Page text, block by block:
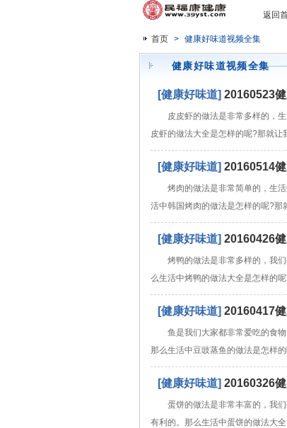
返回
首页 > 健康好味道视频全集
健康好味道视频全集
[健康好味道] 20160523
皮皮虾的做法是非常多样的，
皮虾的做法大全是怎样的呢?那就让
[健康好味道] 20160514
烤肉的做法是非常简单的，生
活中韩国烤肉的做法是怎样的呢?
[健康好味道] 20160426
烤鸭的做法是非常多样的，我
么生活中烤鸭的做法大全是怎样的
[健康好味道] 20160417
鱼是我们大家都非常爱吃的食
那么生活中豆豉蒸鱼的做法是怎样
[健康好味道] 20160326
蛋饼的做法是非常丰富的，我
有利的。那么生活中蛋饼的做法大